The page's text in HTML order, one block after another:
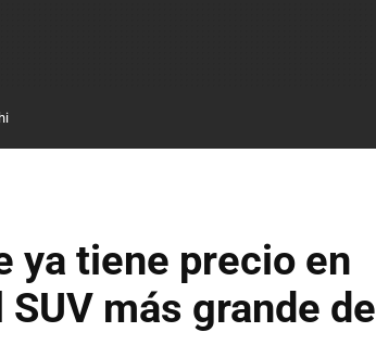
ya tiene precio en
más grande de